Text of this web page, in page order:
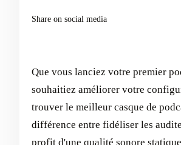
Share on social media
Que vous lanciez votre premier
souhaitiez améliorer votre
trouver le meilleur casque de
différence entre fidéliser les
profit d'une qualité sonore